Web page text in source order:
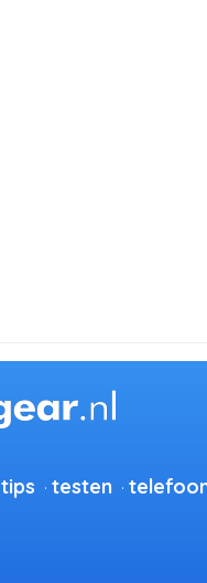
tips testen